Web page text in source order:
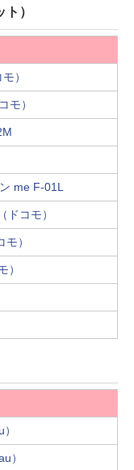
）
）
モ）
me F-01L
ドコモ）
）
）
）